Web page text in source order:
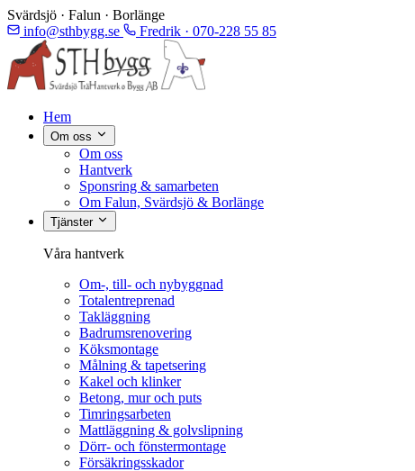
Svärdsjö · Falun · Borlänge
info@sthbygg.se
Fredrik · 070-228 55 85
Hem
Om oss
Om oss
Hantverk
Sponsring & samarbeten
Om Falun, Svärdsjö & Borlänge
Tjänster
Våra hantverk
Om-, till- och nybyggnad
Totalentreprenad
Takläggning
Badrumsrenovering
Köksmontage
Målning & tapetsering
Kakel och klinker
Betong, mur och puts
Timringsarbeten
Mattläggning & golvslipning
Dörr- och fönstermontage
Försäkringsskador